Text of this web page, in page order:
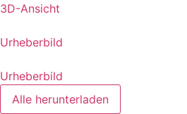
3D-Ansicht
Urheberbild
Urheberbild
Alle herunterladen